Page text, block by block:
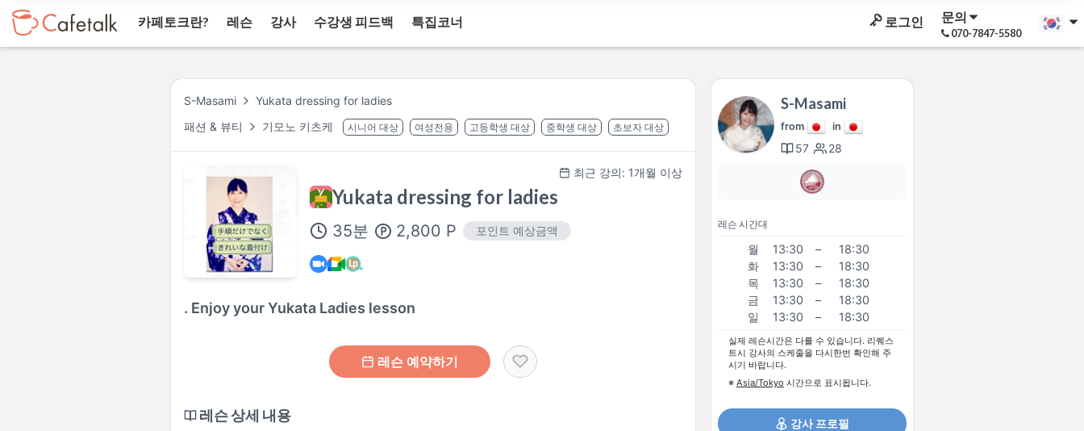
카페토크란? 레슨 강사 수강생 피드백 특집코너 로그인 문의
070-7847-5580
S-Masami
Yukata dressing for ladies
패션 & 뷰티
기모노 키츠케 시니어 대상 여성전용 고등학생 대상 중학생 대상 초보자 대상
최근 강의: 1개월 이상
Yukata dressing for ladies
35분 2,800 P 포인트 예상금액
. Enjoy your Yukata Ladies lesson
레슨 예약하기
레슨 상세 내용
S-Masami
from in
57 28
레슨 시간대
월 13:30 –
18:30
화
13:30 –
18:30
목
13:30 –
18:30
금
13:30 –
18:30
일
13:30 – 18:30
실제 레슨시간은 다를 수 있습니다. 리퀘스
트시 강사의 스케줄을 다시한번 확인해 주
시기 바랍니다.
※ Asia/Tokyo 시간으로 표시됩니다.
강사 프로필